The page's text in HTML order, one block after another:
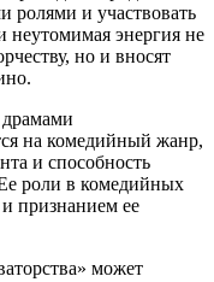
ролями и участвовать
неутомимая энергия не
но и вносят
на комедийный жанр,
и способность
роли в комедийных
признанием ее
может